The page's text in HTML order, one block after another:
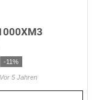
-11%
5 Jahren